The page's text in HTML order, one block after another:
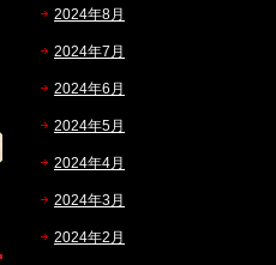
2024年8月
2024年7月
2024年6月
2024年5月
2024年4月
2024年3月
2024年2月